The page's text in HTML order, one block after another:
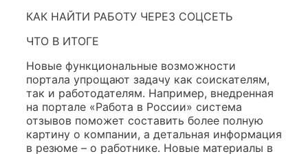
КАК НАЙТИ РАБОТУ ЧЕРЕЗ СОЦСЕТЬ
ЧТО В ИТОГЕ
Новые функциональные возможности
портала упрощают задачу как соискателям,
так и работодателям. Например, внедренная
на портале «Работа в России» система
отзывов поможет составить более полную
картину о компании, а детальная информация
в резюме – о работнике. Новые материалы в